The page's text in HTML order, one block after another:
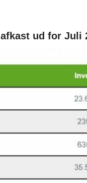
ud for Juli